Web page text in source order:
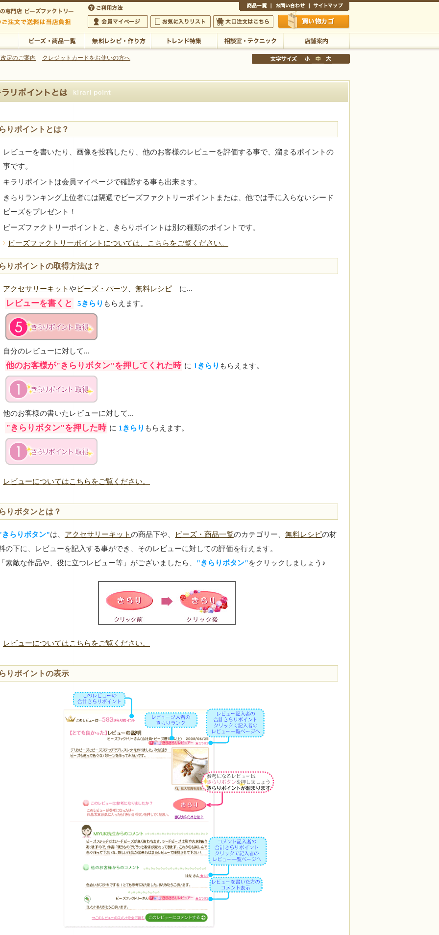
クセサリーの専門店
会員マイページ
定のご案内 クレジットカードをお使いの方へ
りポイントとは？
レビューを書いたり、画像を投稿したり、他のお客様のレビューを評価する事で、溜まるポイントの
事です。
キラリポイントは会員マイページで確認する事も出来ます。
きらりランキング上位者には隔週でビーズファクトリーポイントまたは、他では手に入らないシード
ビーズをプレゼント！
ビーズファクトリーポイントと、きらりポイントは別の種類のポイントです。
ビーズファクトリーポイントについては、こちらをご覧ください。
りポイントの取得方法は？
アクセサリーキットやビーズ・パーツ 無料レシピに...
レビューを書くと 5きらり もらえます。
自分のレビューに対して...
他のお客様が"きらりボタン"を押してくれた時 に 1きらり もらえます。
他のお客様の書いたレビューに対して...
"きらりボタン"を押した時 に 1きらり もらえます。
レビューについてはこちらをご覧ください。
りボタンとは？
らりボタン"は、 アクセサリーキットの商品下や、 ビーズ・商品一覧のカテゴリー、 無料レシピの材
の下に、レビューを記入する事ができ、そのレビューに対しての評価を行えます。
素敵な作品や、役に立つレビュー等」がございましたら、 "きらりボタン"をクリックしましょう♪
レビューについてはこちらをご覧ください。
りポイントの表示